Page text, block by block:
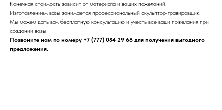
Конечная стоимость зависит от материала и ваших пожеланий.
Изготовлением вазы занимается профессиональный скульптор-гравировщик.
Мы можем дать вам бесплатную консультацию и учесть все ваши пожелания при
создании вазы
Позвоните нам по номеру +7 (777) 084 29 68 для получения выгодного
предложения.